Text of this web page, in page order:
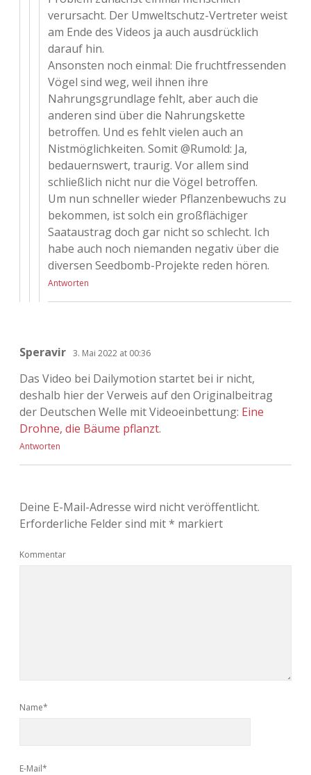
verursacht. Der Umweltschutz-Vertreter weist
am Ende des Videos ja auch ausdrücklich
darauf hin.
Ansonsten noch einmal: Die fruchtfressenden
Vögel sind weg, weil ihnen ihre
Nahrungsgrundlage fehlt, aber auch die
anderen sind über die Nahrungskette
betroffen. Und es fehlt vielen auch an
Nistmöglichkeiten. Somit @Rumold: Ja,
bedauernswert, traurig. Vor allem sind
schließlich nicht nur die Vögel betroffen.
Um nun schneller wieder Pflanzenbewuchs zu
bekommen, ist solch ein großflächiger
Saataustrag doch gar nicht so schlecht. Ich
habe auch noch niemanden negativ über die
diversen Seedbomb-Projekte reden hören.
Antworten
Speravir 3. Mai 2022 at 00:36
Das Video bei Dailymotion startet bei ir nicht,
deshalb hier der Verweis auf den Originalbeitrag
der Deutschen Welle mit Videoeinbettung: Eine
Drohne, die Bäume pflanzt.
Antworten
Deine E-Mail-Adresse wird nicht veröffentlicht.
Erforderliche Felder sind mit* markiert
Kommentar
Name*
E-Mail*